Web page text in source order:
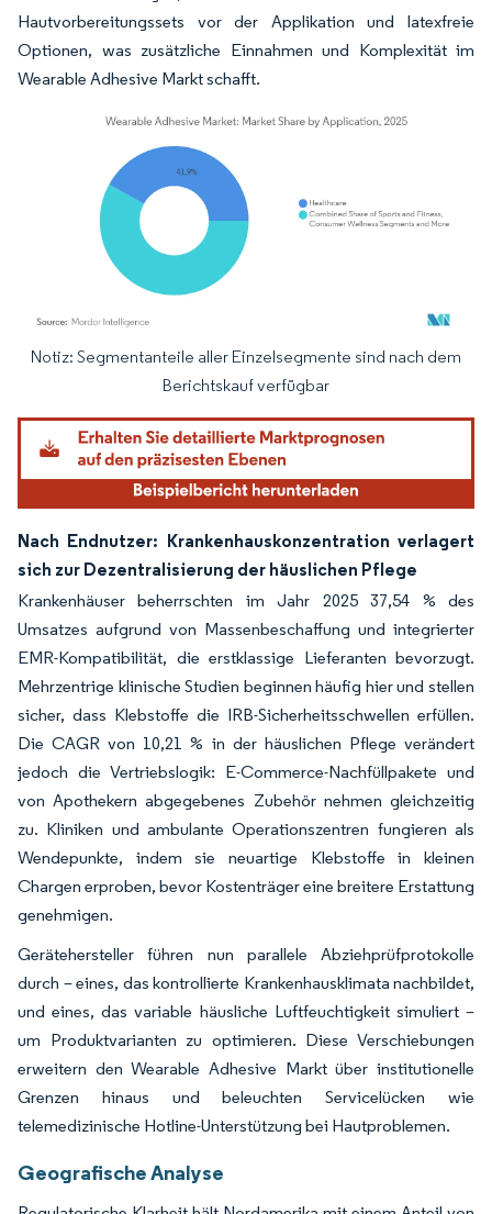
Hautvorbereitungssets vor der Applikation und latexfreie
Optionen, was zusätzliche Einnahmen und Komplexität im
Wearable Adhesive Markt schafft.
Bild © Mordor Intelligence. Wiederverwendung erfordert Namensnennung
Notiz: Segmentanteile aller Einzelsegmente sind nach dem
Berichtskauf verfügbar
Nach Endnutzer: Krankenhauskonzentration verlagert
sich zur Dezentralisierung der häuslichen Pflege
Krankenhäuser beherrschten im Jahr 2025 37,54 % des
Umsatzes aufgrund von Massenbeschaffung und integrierter
EMR-Kompatibilität, die erstklassige Lieferanten bevorzugt.
Mehrzentrige klinische Studien beginnen häufig hier und stellen
sicher, dass Klebstoffe die IRB-Sicherheitsschwellen erfüllen.
Die CAGR von 10,21 % in der häuslichen Pflege verändert
jedoch die Vertriebslogik: E-Commerce-Nachfüllpakete und
von Apothekern abgegebenes Zubehör nehmen gleichzeitig
zu. Kliniken und ambulante Operationszentren fungieren als
Wendepunkte, indem sie neuartige Klebstoffe in kleinen
Chargen erproben, bevor Kostenträger eine breitere Erstattung
genehmigen.
Gerätehersteller führen nun parallele Abziehprüfprotokolle
durch – eines, das kontrollierte Krankenhausklimata nachbildet,
und eines, das variable häusliche Luftfeuchtigkeit simuliert –
um Produktvarianten zu optimieren. Diese Verschiebungen
erweitern den Wearable Adhesive Markt über institutionelle
Grenzen hinaus und beleuchten Servicelücken wie
telemedizinische Hotline-Unterstützung bei Hautproblemen.
Geografische Analyse